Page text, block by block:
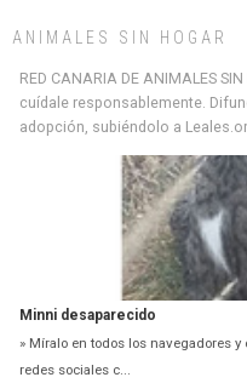
ANIMALES SIN HOGAR
RED CANARIA DE ANIMALES
cuídale responsablemente.
adopción, subiéndolo a
Minni desaparecido
» Míralo en todos los navegadores
redes sociales c...